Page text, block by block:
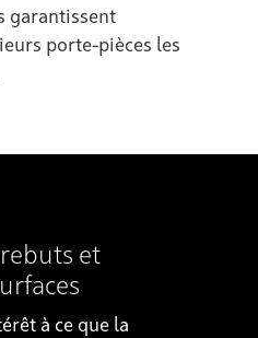
garantissent
porte-pièces les
et
à ce que la